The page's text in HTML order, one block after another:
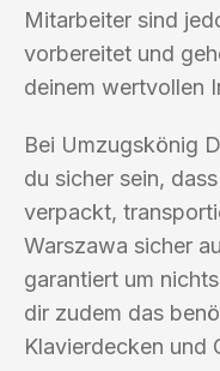
Mitarbeiter sind
vorbereitet und
deinem wertvollen
Bei Umzugskönig
du sicher sein,
verpackt,
Warszawa sicher
garantiert um
dir zudem das
Klavierdecken und